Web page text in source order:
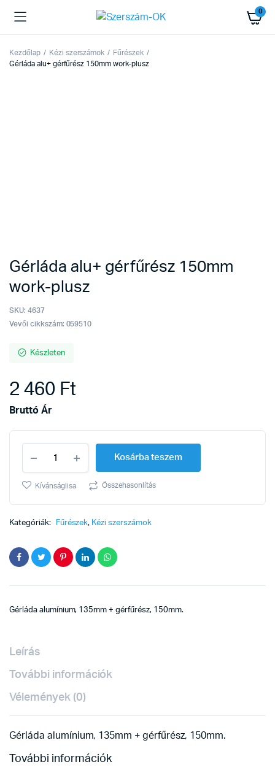
0
Kezdőlap Kézi szerszámok
Fűrészek
Gérláda alu+ gérfűrész 150mm work-plusz
Gérláda alu+ gérfűrész 150mm
work-plusz
SKU: 4637
Vevői cikkszám: 059510
Készleten
2 460 Ft
Bruttó Ár
alu+
gérfűrész
150mm
plusz
quantity
Kosárba teszem
Kívánságlisa Összehasonlítás
Kategóriák: Fűrészek, Kézi szerszámok
Gérláda alumínium, 135mm + gérfűrész, 150mm.
Leírás
További információk
Vélemények (0)
Gérláda alumínium, 135mm + gérfűrész, 150mm.
További információk